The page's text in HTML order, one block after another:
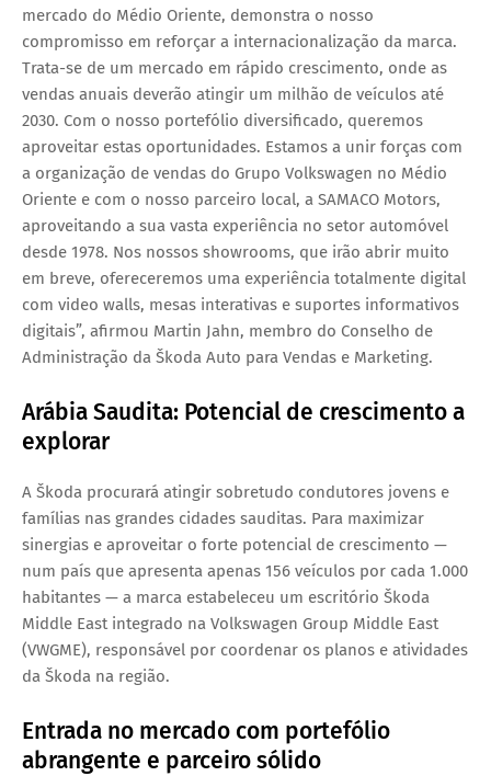
mercado do Médio Oriente, demonstra o nosso
compromisso em reforçar a internacionalização da marca.
Trata-se de um mercado em rápido crescimento, onde as
vendas anuais deverão atingir um milhão de veículos até
2030. Com o nosso portefólio diversificado, queremos
aproveitar estas oportunidades. Estamos a unir forças com
a organização de vendas do Grupo Volkswagen no Médio
Oriente e com o nosso parceiro local, a SAMACO Motors,
aproveitando a sua vasta experiência no setor automóvel
desde 1978. Nos nossos showrooms, que irão abrir muito
em breve, ofereceremos uma experiência totalmente digital
com video walls, mesas interativas e suportes informativos
digitais”, afirmou Martin Jahn, membro do Conselho de
Administração da Škoda Auto para Vendas e Marketing.
Arábia Saudita: Potencial de crescimento a
explorar
A Škoda procurará atingir sobretudo condutores jovens e
famílias nas grandes cidades sauditas. Para maximizar
sinergias e aproveitar o forte potencial de crescimento —
num país que apresenta apenas 156 veículos por cada 1.000
habitantes — a marca estabeleceu um escritório Škoda
Middle East integrado na Volkswagen Group Middle East
(VWGME), responsável por coordenar os planos e atividades
da Škoda na região.
Entrada no mercado com portefólio
abrangente e parceiro sólido